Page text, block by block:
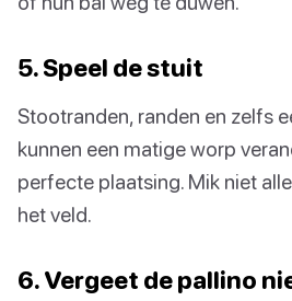
5. Speel de stuit
Stootranden, randen en zelfs
kunnen een matige worp
perfecte plaatsing. Mik niet
het veld.
6. Vergeet de pallino